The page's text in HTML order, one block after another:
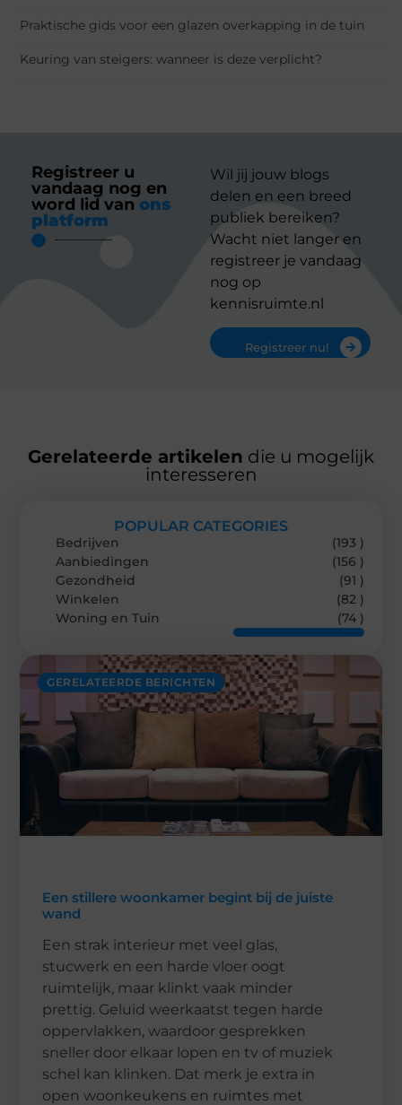
Praktische gids voor een glazen overkapping in de tuin
Keuring van steigers: wanneer is deze verplicht?
Registreer u
vandaag nog en
word lid van ons
platform
Wil jij jouw blogs
delen en een breed
publiek bereiken?
Wacht niet langer en
registreer je vandaag
nog op
kennisruimte.nl
Registreer nu!
Gerelateerde artikelen die u mogelijk
interesseren
GERELATEERDE BERICHTEN
Een stillere woonkamer begint bij de juiste
wand
Een strak interieur met veel glas,
stucwerk en een harde vloer oogt
ruimtelijk, maar klinkt vaak minder
prettig. Geluid weerkaatst tegen harde
oppervlakken, waardoor gesprekken
sneller door elkaar lopen en tv of muziek
schel kan klinken. Dat merk je extra in
open woonkeukens en ruimtes met
POPULAR CATEGORIES
Bedrijven
(193 )
Aanbiedingen
(156 )
Gezondheid
(91 )
Winkelen
(82 )
Woning en Tuin
(74 )